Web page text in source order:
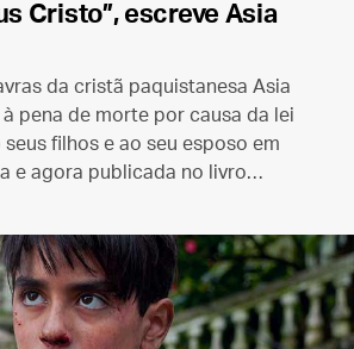
Cristo”, escreve Asia
da cristã paquistanesa Asia
pena de morte por causa da lei
filhos e ao seu esposo em
e agora publicada no livro